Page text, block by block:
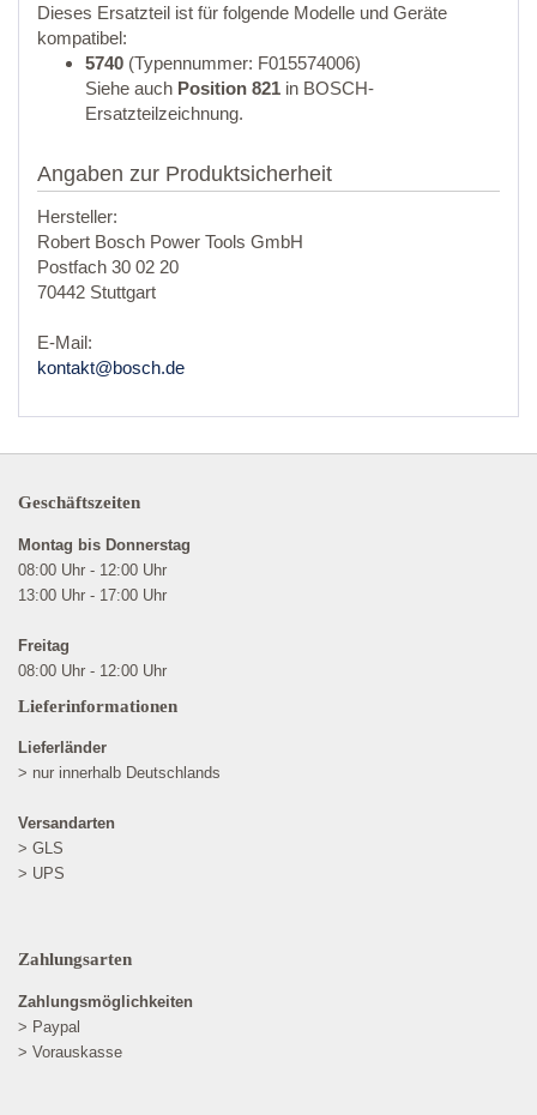
Dieses Ersatzteil ist für folgende Modelle und Geräte
kompatibel:
5740 (Typennummer: F015574006)
Siehe auch Position 821 in BOSCH-
Ersatzteilzeichnung.
Angaben zur Produktsicherheit
Hersteller:
Robert Bosch Power Tools GmbH
Postfach 30 02 20
70442 Stuttgart
E-Mail:
kontakt@bosch.de
Geschäftszeiten
Montag bis Donnerstag
08:00 Uhr - 12:00 Uhr
13:00 Uhr - 17:00 Uhr
Freitag
08:00 Uhr - 12:00 Uhr
Lieferinformationen
Lieferländer
> nur innerhalb Deutschlands
Versandarten
> GLS
> UPS
Zahlungsarten
Zahlungsmöglichkeiten
> Paypal
> Vorauskasse